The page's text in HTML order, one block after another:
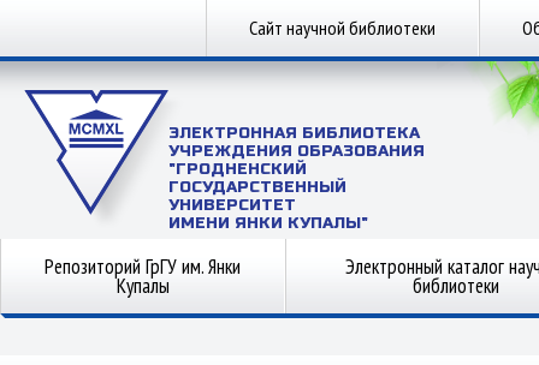
Сайт научной библиотеки
ЭЛЕКТРОННАЯ БИБЛИОТЕКА
УЧРЕЖДЕНИЯ ОБРАЗОВАНИЯ
"ГРОДНЕНСКИЙ
ГОСУДАРСТВЕННЫЙ
УНИВЕРСИТЕТ
ИМЕНИ ЯНКИ КУПАЛЫ"
Репозиторий ГрГУ им. Янки
Купалы
Электронный каталог
библиотеки